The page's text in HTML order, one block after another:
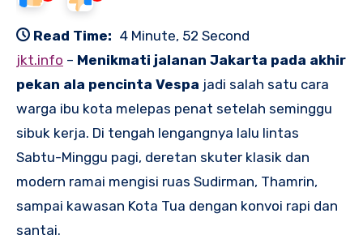
Read Time: 4 Minute, 52 Second
jkt.info – Menikmati jalanan Jakarta pada akhir
pekan ala pencinta Vespa jadi salah satu cara
warga ibu kota melepas penat setelah seminggu
sibuk kerja. Di tengah lengangnya lalu lintas
Sabtu-Minggu pagi, deretan skuter klasik dan
modern ramai mengisi ruas Sudirman, Thamrin,
sampai kawasan Kota Tua dengan konvoi rapi dan
santai.